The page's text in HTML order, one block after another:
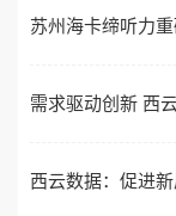
西云数据：促进